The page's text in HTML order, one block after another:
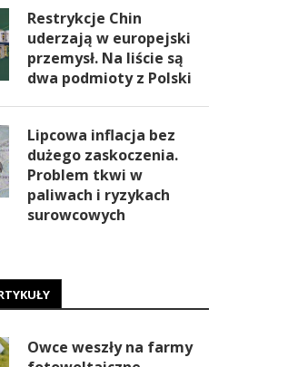
Restrykcje Chin
uderzają w europejski
przemysł. Na liście są
dwa podmioty z Polski
Lipcowa inflacja bez
dużego zaskoczenia.
Problem tkwi w
paliwach i ryzykach
surowcowych
Owce weszły na farmy